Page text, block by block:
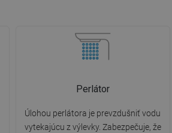
Perlátor
Úlohou perlátora je prevzdušniť vodu
vytekajúcu z výlevky. Zabezpečuje, že